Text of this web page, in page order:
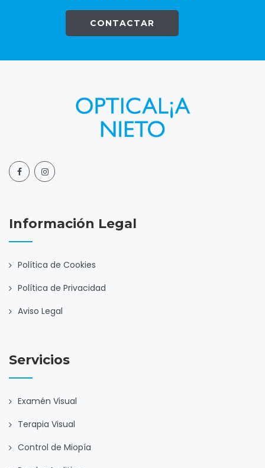
CONTACTAR
Información Legal
Política de Cookies
Política de Privacidad
Aviso Legal
Servicios
Examén Visual
Terapia Visual
Control de Miopía